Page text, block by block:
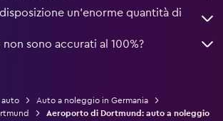
un’enorme quantità di
non sono accurati al 100%?
Auto a noleggio in Germania
Aeroporto di Dortmund: auto a noleggio